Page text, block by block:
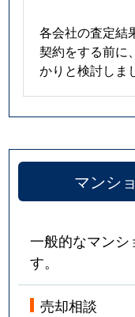
各会社の査定結
契約をする前に
かりと検討しま
マンシ
一般的なマンシ
す。
売却相談